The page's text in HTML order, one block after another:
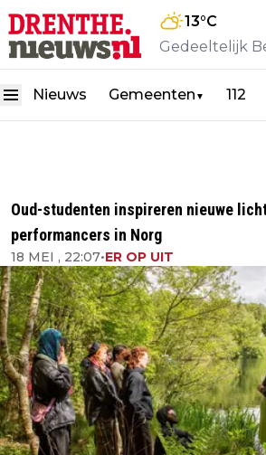
13°C
Gedeeltelijk
Nieuws Gemeenten ▼ 112
Oud-studenten inspireren nieuwe
performancers in Norg
18 MEI , 22:07•ER OP UIT